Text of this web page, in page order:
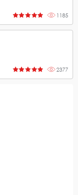
1185
2377